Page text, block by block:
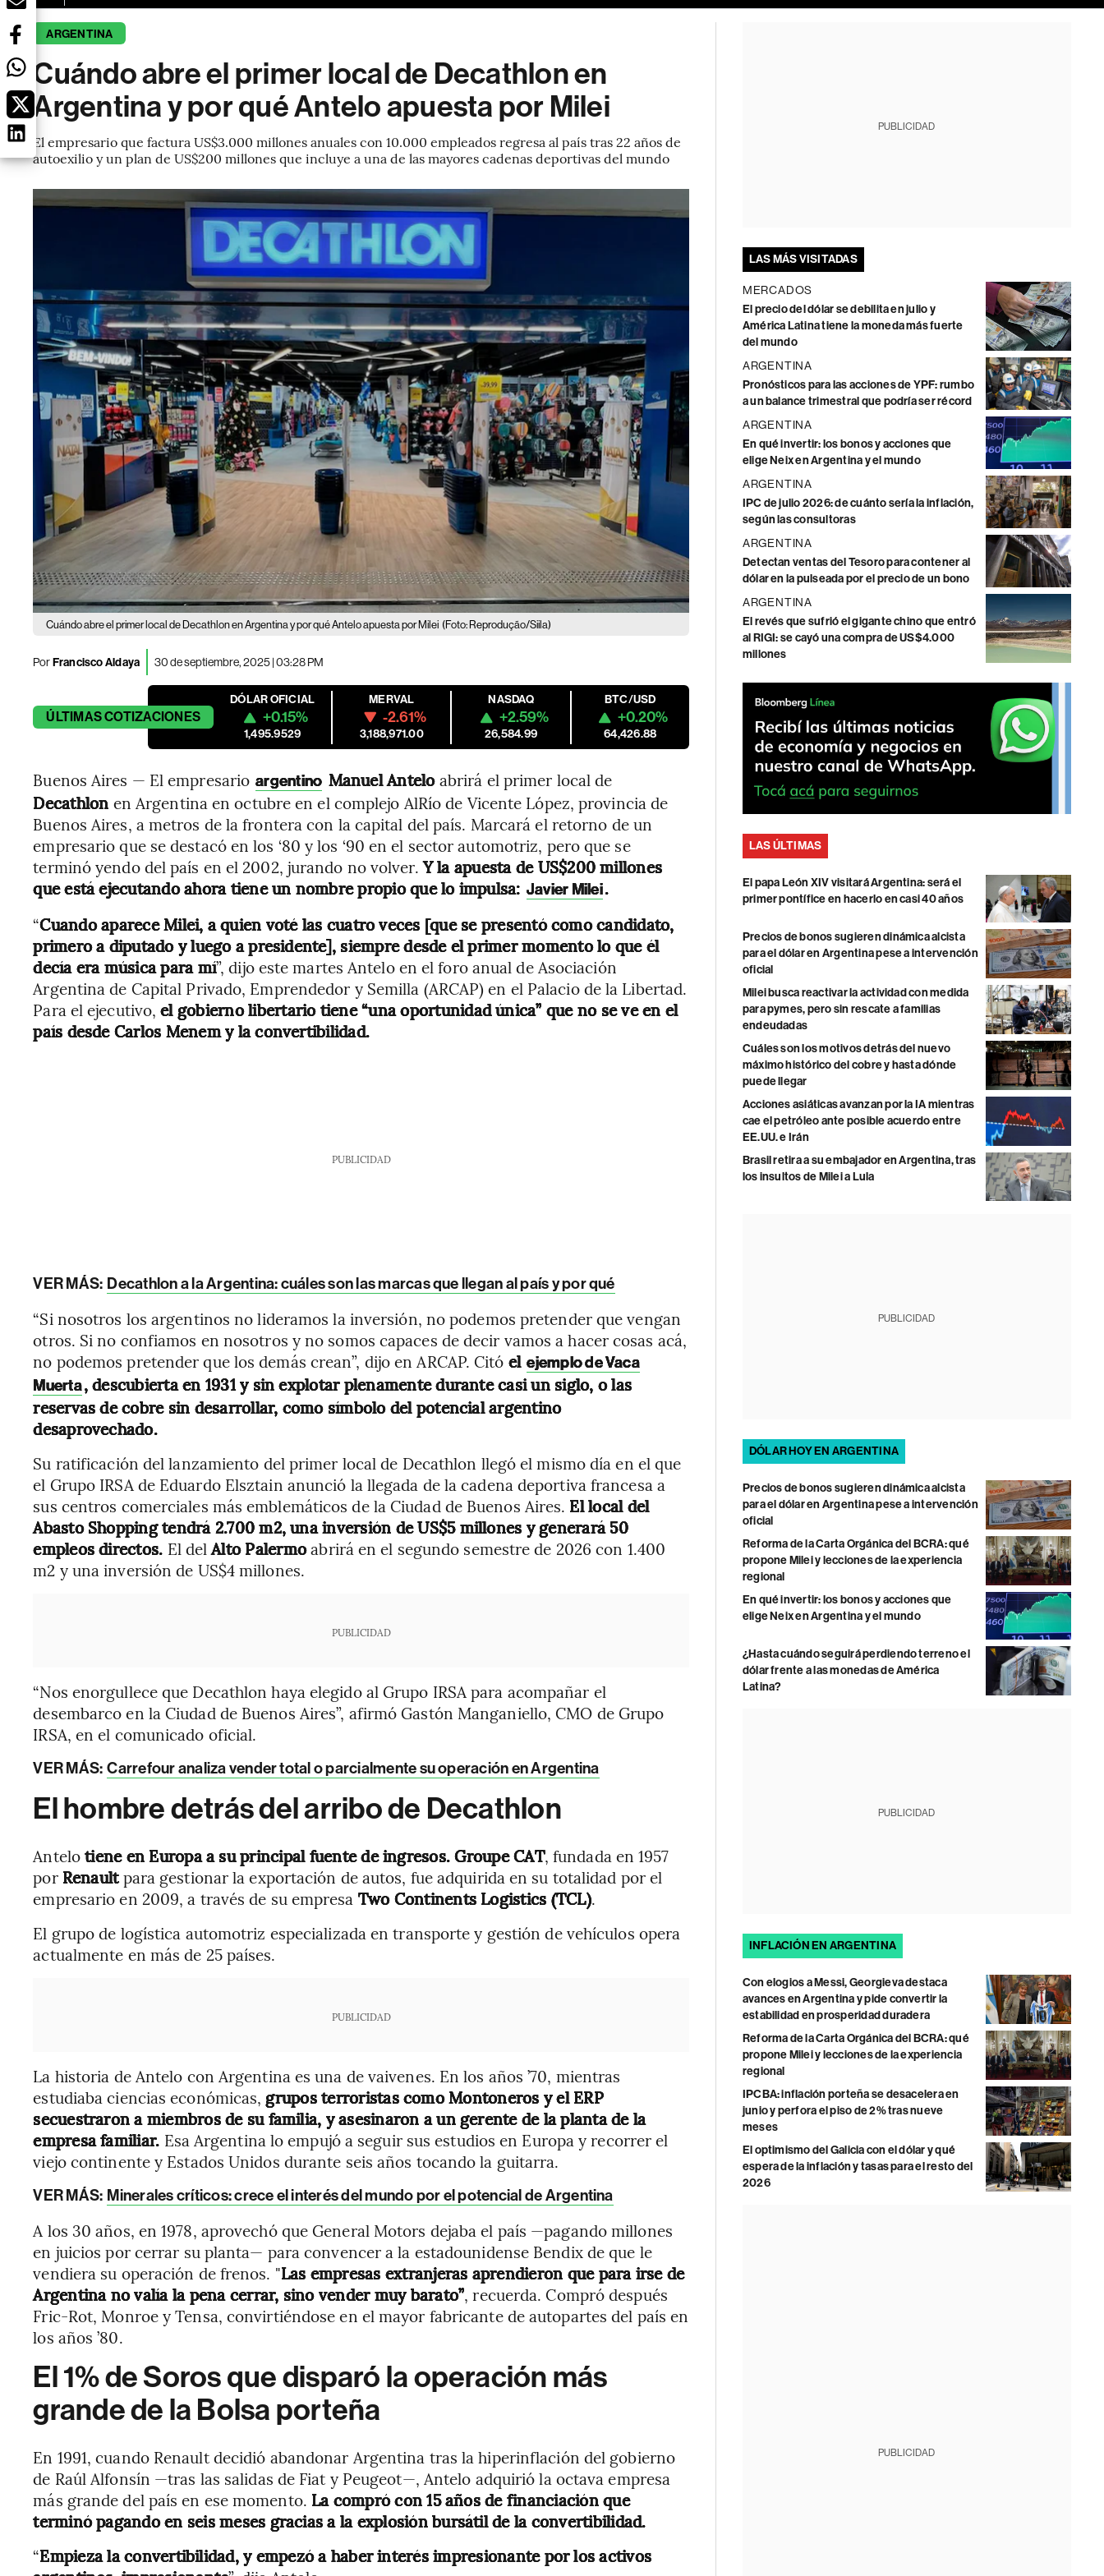
ARGENTINA
Cuándo abre el primer local de Decathlon en
Argentina y por qué Antelo apuesta por Milei
El empresario que factura US$3.000 millones anuales con 10.000 empleados regresa al país tras 22 años de
autoexilio y un plan de US$200 millones que incluye a una de las mayores cadenas deportivas del mundo
Cuándo abre el primer local de Decathlon en Argentina y por qué Antelo apuesta por Milei (Foto: Reprodução/Siila)
PorFrancisco Aldaya 30 de septiembre, 2025 | 03:28 PM
ÚLTIMASCOTIZACIONES
DÓLAR OFICIAL
+0.15%
1,495.9529
MERVAL
-2.61%
3,188,971.00
NASDAQ
+2.59%
26,584.99
BTC/USD
+0.20%
64,426.88
Buenos Aires — El empresario argentino Manuel Anteloabrirá el primer local de
Decathlon en Argentina en octubre en el complejo AlRío de Vicente López, provincia de
Buenos Aires, a metros de la frontera con la capital del país. Marcará el retorno de un
empresario que se destacó en los ‘80 y los ‘90 en el sector automotriz, pero que se
terminó yendo del país en el 2002, jurando no volver.Y la apuesta de US$200 millones
que está ejecutando ahora tiene un nombre propio que lo impulsa: Javier Milei.
“Cuando aparece Milei, a quien voté las cuatro veces [que se presentó como candidato,
primero a diputado y luego a presidente], siempre desde el primer momento lo que él
decía era música para mí”, dijo este martes Antelo en el foro anual de Asociación
Argentina de Capital Privado, Emprendedor y Semilla (ARCAP) en el Palacio de la Libertad.
Para el ejecutivo,el gobierno libertario tiene “una oportunidad única” que no se ve en el
país desde Carlos Menem y la convertibilidad.
PUBLICIDAD
VER MÁS: Decathlon a la Argentina: cuáles son las marcas que llegan al país y por qué
“Si nosotros los argentinos no lideramos la inversión, no podemos pretender que vengan
otros. Si no confiamos en nosotros y no somos capaces de decir vamos a hacer cosas acá,
no podemos pretender que los demás crean”, dijo en ARCAP. Citó el ejemplo de Vaca
Muerta, descubierta en 1931 y sin explotar plenamente durante casi un siglo, o las
reservas de cobre sin desarrollar, como símbolo del potencial argentino
desaprovechado.
Su ratificación del lanzamiento del primer local de Decathlon llegó el mismo día en el que
el Grupo IRSA de Eduardo Elsztain anunció la llegada de la cadena deportiva francesa a
sus centros comerciales más emblemáticos de la Ciudad de Buenos Aires. El local del
Abasto Shopping tendrá 2.700 m2, una inversión de US$5 millones y generará 50
empleos directos. El delAlto Palermoabrirá en el segundo semestre de 2026 con 1.400
m2 y una inversión de US$4 millones.
PUBLICIDAD
“Nos enorgullece que Decathlon haya elegido al Grupo IRSA para acompañar el
desembarco en la Ciudad de Buenos Aires”, afirmó Gastón Manganiello, CMO de Grupo
IRSA, en el comunicado oficial.
VER MÁS: Carrefour analiza vender total o parcialmente su operación en Argentina
El hombre detrás del arribo de Decathlon
Antelotiene en Europa a su principal fuente de ingresos. Groupe CAT, fundada en 1957
por Renaultpara gestionar la exportación de autos, fue adquirida en su totalidad por el
empresario en 2009, a través de su empresa Two Continents Logistics (TCL).
El grupo de logística automotriz especializada en transporte y gestión de vehículos opera
actualmente en más de 25 países.
PUBLICIDAD
La historia de Antelo con Argentina es una de vaivenes. En los años ’70, mientras
estudiaba ciencias económicas, grupos terroristas como Montoneros y el ERP
secuestraron a miembros de su familia, y asesinaron a un gerente de la planta de la
empresa familiar. Esa Argentina lo empujó a seguir sus estudios en Europa y recorrer el
viejo continente y Estados Unidos durante seis años tocando la guitarra.
VER MÁS: Minerales críticos: crece el interés del mundo por el potencial de Argentina
A los 30 años, en 1978, aprovechó que General Motors dejaba el país —pagando millones
en juicios por cerrar su planta— para convencer a la estadounidense Bendix de que le
vendiera su operación de frenos. "Las empresas extranjeras aprendieron que para irse de
Argentina no valía la pena cerrar, sino vender muy barato”, recuerda. Compró después
Fric-Rot, Monroe y Tensa, convirtiéndose en el mayor fabricante de autopartes del país en
los años ’80.
El 1% de Soros que disparó la operación más
grande de la Bolsa porteña
En 1991, cuando Renault decidió abandonar Argentina tras la hiperinflación del gobierno
de Raúl Alfonsín —tras las salidas de Fiat y Peugeot—, Antelo adquirió la octava empresa
más grande del país en ese momento. La compró con 15 años de financiación que
terminó pagando en seis meses gracias a la explosión bursátil de la convertibilidad.
“Empieza la convertibilidad, y empezó a haber interés impresionante por los activos
PUBLICIDAD
LAS MÁS VISITADAS
MERCADOS
El precio del dólar se debilita en julio y
América Latina tiene la moneda más fuerte
del mundo
ARGENTINA
Pronósticos para las acciones de YPF: rumbo
a un balance trimestral que podría ser récord
ARGENTINA
En qué invertir: los bonos y acciones que
elige Neix en Argentina y el mundo
ARGENTINA
IPC de julio 2026: de cuánto sería la inflación,
según las consultoras
ARGENTINA
Detectan ventas del Tesoro para contener al
dólar en la pulseada por el precio de un bono
ARGENTINA
El revés que sufrió el gigante chino que entró
al RIGI: se cayó una compra de US$4.000
millones
LAS ÚLTIMAS
El papa León XIV visitará Argentina: será el
primer pontífice en hacerlo en casi 40 años
Precios de bonos sugieren dinámica alcista
para el dólar en Argentina pese a intervención
oficial
Milei busca reactivar la actividad con medida
para pymes, pero sin rescate a familias
endeudadas
Cuáles son los motivos detrás del nuevo
máximo histórico del cobre y hasta dónde
puede llegar
Acciones asiáticas avanzan por la IA mientras
cae el petróleo ante posible acuerdo entre
EE.UU. e Irán
Brasil retira a su embajador en Argentina, tras
los insultos de Milei a Lula
PUBLICIDAD
DÓLAR HOY EN ARGENTINA
Precios de bonos sugieren dinámica alcista
para el dólar en Argentina pese a intervención
oficial
Reforma de la Carta Orgánica del BCRA: qué
propone Milei y lecciones de la experiencia
regional
En qué invertir: los bonos y acciones que
elige Neix en Argentina y el mundo
¿Hasta cuándo seguirá perdiendo terreno el
dólar frente a las monedas de América
Latina?
PUBLICIDAD
INFLACIÓN EN ARGENTINA
Con elogios a Messi, Georgieva destaca
avances en Argentina y pide convertir la
estabilidad en prosperidad duradera
Reforma de la Carta Orgánica del BCRA: qué
propone Milei y lecciones de la experiencia
regional
IPCBA: inflación porteña se desacelera en
junio y perfora el piso de 2% tras nueve
meses
El optimismo del Galicia con el dólar y qué
espera de la inflación y tasas para el resto del
2026
PUBLICIDAD